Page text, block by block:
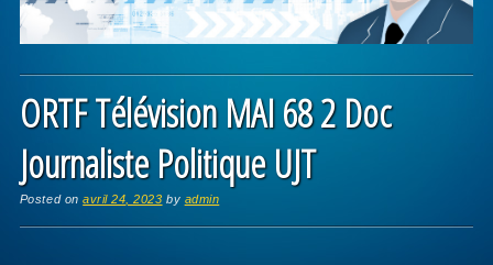
ORTF Télévision MAI 68 2 Doc
Journaliste Politique UJT
Posted onavril 24, 2023 by admin